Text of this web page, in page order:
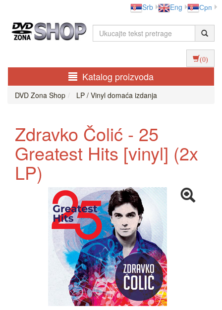
Srb Eng Срп
(0)
Katalog proizvoda
DVD Zona Shop LP / Vinyl domaća izdanja
Zdravko Čolić - 25
Greatest Hits [vinyl] (2x
LP)